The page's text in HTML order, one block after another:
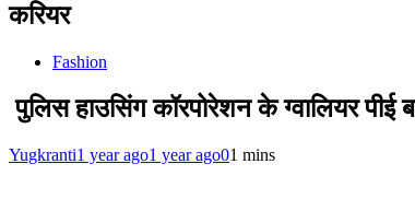
करियर
Fashion
पुलिस हाउसिंग कॉरपोरेशन के ग्वालियर पीई
Yugkranti1 year ago1 year ago01 mins